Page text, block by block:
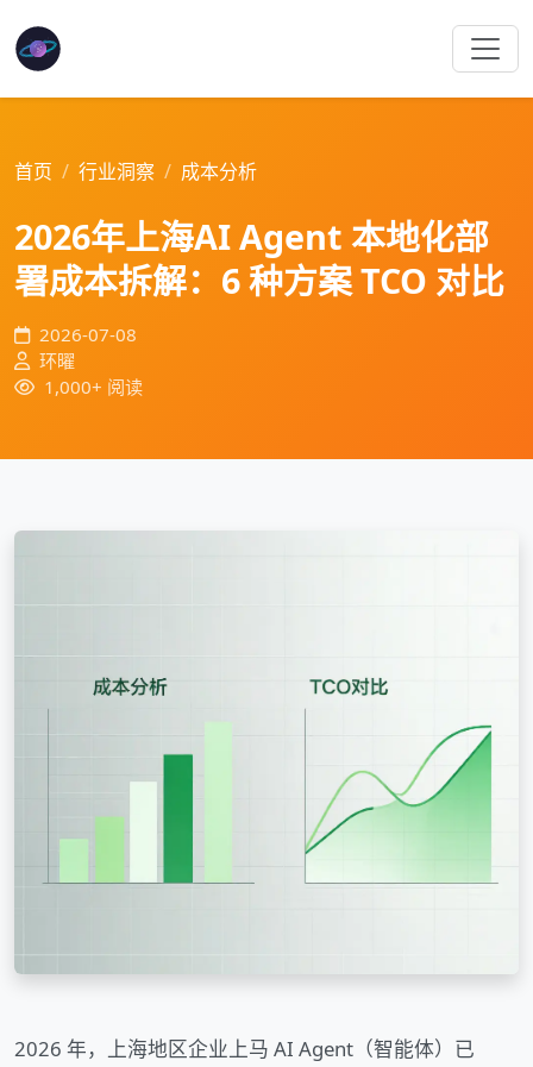
首页 行业洞察 成本分析
2026年上海AI Agent 本地化部
署成本拆解：6 种方案 TCO 对比
2026-07-08
环曜
1,000+ 阅读
2026 年，上海地区企业上马 AI Agent（智能体）已